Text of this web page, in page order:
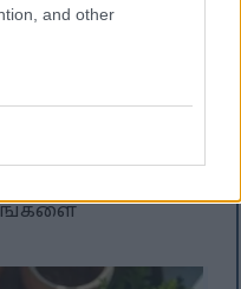
and other
கலந்து
அருகுலாவை
எளிதானது